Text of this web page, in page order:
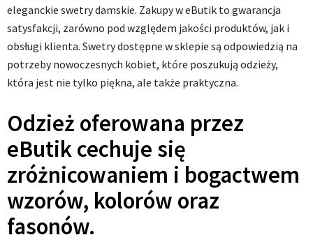
eleganckie swetry damskie. Zakupy w eButik to gwarancja
satysfakcji, zarówno pod względem jakości produktów, jak i
obsługi klienta. Swetry dostępne w sklepie są odpowiedzią na
potrzeby nowoczesnych kobiet, które poszukują odzieży,
która jest nie tylko piękna, ale także praktyczna.
Odzież oferowana przez
eButik cechuje się
zróżnicowaniem i bogactwem
wzorów, kolorów oraz
fasonów.